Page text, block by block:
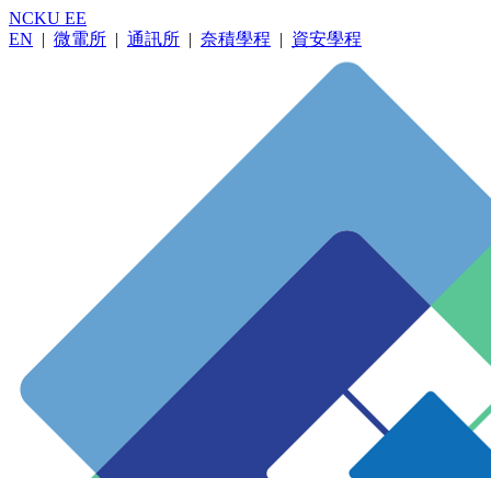
NCKU EE
EN | 微電所 | 通訊所 | 奈積學程 | 資安學程